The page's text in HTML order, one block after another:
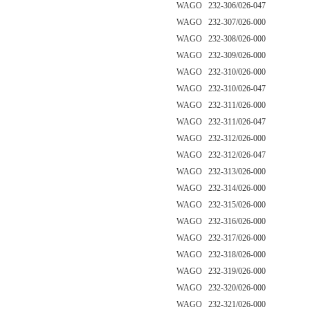
WAGO 232-306/026-047
WAGO 232-307/026-000
WAGO 232-308/026-000
WAGO 232-309/026-000
WAGO 232-310/026-000
WAGO 232-310/026-047
WAGO 232-311/026-000
WAGO 232-311/026-047
WAGO 232-312/026-000
WAGO 232-312/026-047
WAGO 232-313/026-000
WAGO 232-314/026-000
WAGO 232-315/026-000
WAGO 232-316/026-000
WAGO 232-317/026-000
WAGO 232-318/026-000
WAGO 232-319/026-000
WAGO 232-320/026-000
WAGO 232-321/026-000